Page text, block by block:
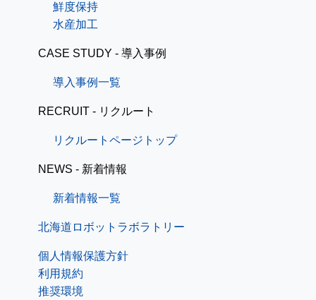
鮮度保持
水産加工
CASE STUDY - 導入事例
導入事例一覧
RECRUIT - リクルート
リクルートページトップ
NEWS - 新着情報
新着情報一覧
北海道ロボットラボラトリー
個人情報保護方針
利用規約
推奨環境